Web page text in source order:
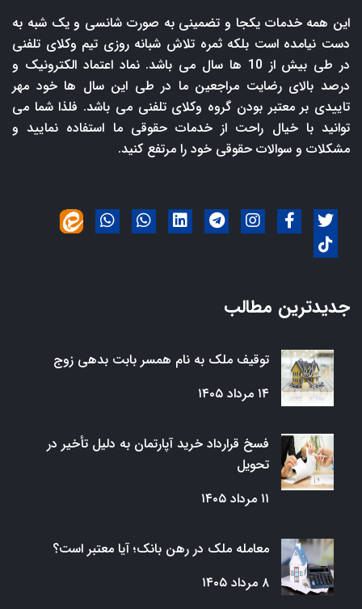
این همه خدمات یکجا و تضمینی به صورت شانسی و یک شبه به
دست نیامده است بلکه ثمره تلاش شبانه روزی تیم وکلای تلفنی
در طی بیش از 10 ها سال می باشد. نماد اعتماد الکترونیک و
درصد بالای رضایت مراجعین ما در طی این سال ها خود مهر
تاییدی بر معتبر بودن گروه وکلای تلفنی می باشد. فلذا شما می
توانید با خیال راحت از خدمات حقوقی ما استفاده نمایید و
مشکلات و سوالات حقوقی خود را مرتفع کنید.
جدیدترین مطالب
توقیف ملک به نام همسر بابت بدهی زوج
۱۴ مرداد ۱۴۰۵
فسخ قرارداد خرید آپارتمان به دلیل تأخیر در
تحویل
۱۱ مرداد ۱۴۰۵
معامله ملک در رهن بانک؛ آیا معتبر است؟
۸ مرداد ۱۴۰۵